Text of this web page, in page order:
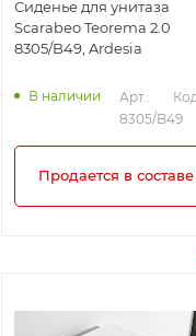
Сиденье для унитаза
Scarabeo Teorema 2.0
8305/B49, Ardesia
В наличии
Арт.:
8305/B49
Продается в